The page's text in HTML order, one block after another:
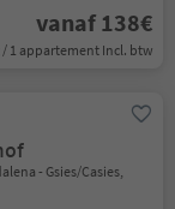
vanaf 138€
/ 1 appartement Incl. btw
- Gsies/Casies,